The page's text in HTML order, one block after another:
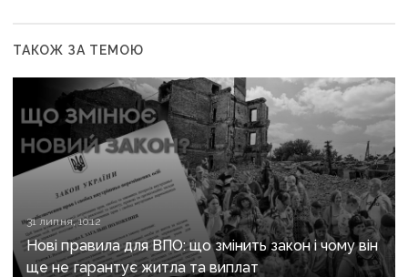
ТАКОЖ ЗА ТЕМОЮ
31 липня, 10:12
Нові правила для ВПО: що змінить закон і чому він
ще не гарантує житла та виплат